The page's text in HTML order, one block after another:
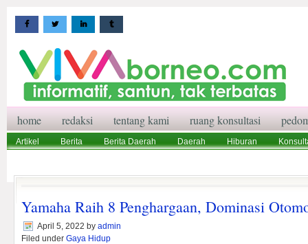
home redaksi tentang kami ruang konsultasi
Artikel Berita Berita Daerah Daerah Hiburan
Yamaha Raih 8 Penghargaan, Dominasi
April 5, 2022 by admin
Filed under Gaya Hidup